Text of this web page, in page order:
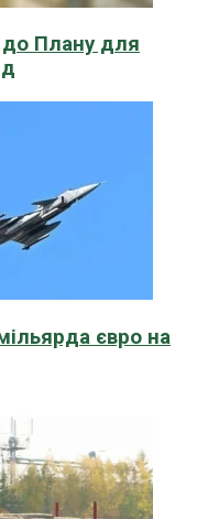
до Плану для
євро на